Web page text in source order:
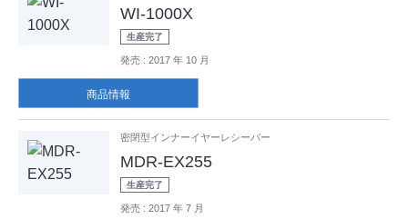
WI-1000X
生産完了
発売 : 2017 年 10 月
商品情報
密閉型インナーイヤーレシーバー
MDR-EX255
生産完了
発売 : 2017 年 7 月